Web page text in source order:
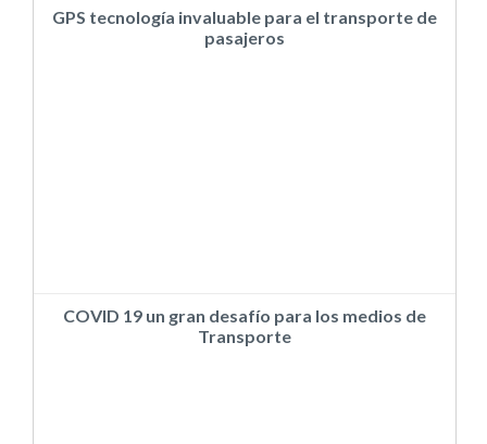
GPS tecnología invaluable para el transporte de
pasajeros
COVID 19 un gran desafío para los medios de
Transporte